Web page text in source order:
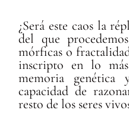
¿Será este caos la
del que
mórficas o
inscripto en lo
memoria genética
capacidad de
resto de los seres